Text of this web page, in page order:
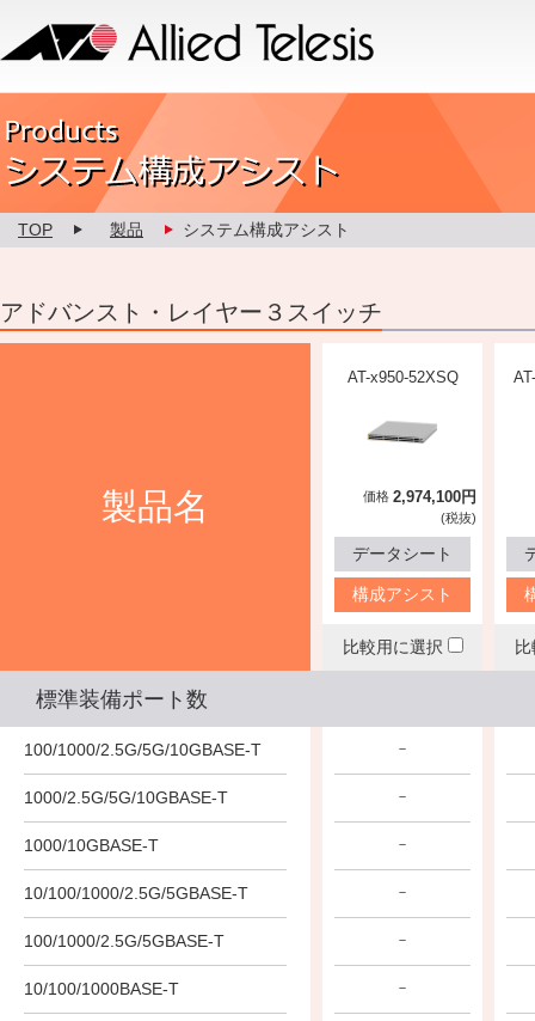
Product カスタマイズ
TOP 製品 システム構成アシスト
アドバンスト・レイヤー３スイッチ
製品名
AT-x950-52XSQ
価格 2,974,100円
(税抜)
データシート
構成アシスト
比較用に選択
標準装備ポート数
100/1000/2.5G/5G/10GBASE-T
1000/2.5G/5G/10GBASE-T
1000/10GBASE-T
10/100/1000/2.5G/5GBASE-T
100/1000/2.5G/5GBASE-T
10/100/1000BASE-T
－
－
－
－
－
－